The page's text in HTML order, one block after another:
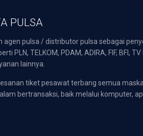
PULSA
agen pulsa / distributor pulsa sebagai
PLN, TELKOM, PDAM, ADIRA, FIF,
lainnya.
tiket pesawat terbang semua
bertransaksi, baik melalui komputer,